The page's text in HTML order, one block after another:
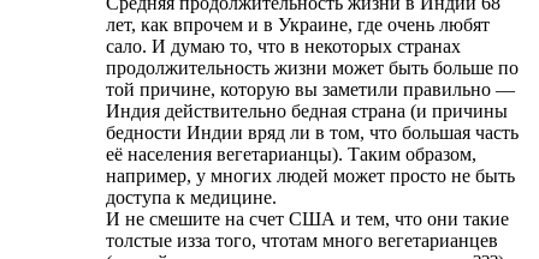
лет, как впрочем и в Украине, где очень любят
сало. И думаю то, что в некоторых странах
продолжительность жизни может быть больше по
той причине, которую вы заметили правильно —
Индия действительно бедная страна (и причины
бедности Индии вряд ли в том, что большая часть
её населения вегетарианцы). Таким образом,
например, у многих людей может просто не быть
доступа к медицине.
И не смешите на счет США и тем, что они такие
толстые изза того, чтотам много вегетарианцев